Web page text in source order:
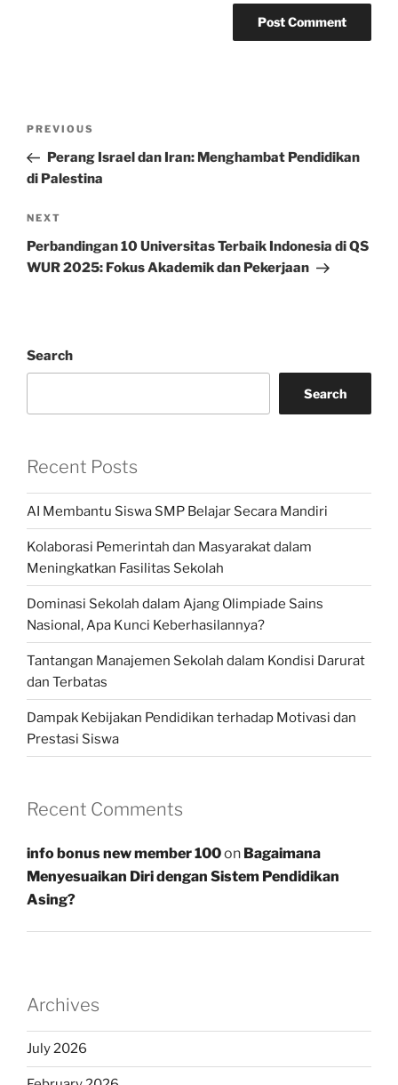
Previous
Post
PREVIOUS
Perang Israel dan Iran: Menghambat Pendidikan
di Palestina
Next
Post
NEXT
Perbandingan 10 Universitas Terbaik Indonesia di QS
WUR 2025: Fokus Akademik dan Pekerjaan
Search
Search
Recent Posts
AI Membantu Siswa SMP Belajar Secara Mandiri
Kolaborasi Pemerintah dan Masyarakat dalam
Meningkatkan Fasilitas Sekolah
Dominasi Sekolah dalam Ajang Olimpiade Sains
Nasional, Apa Kunci Keberhasilannya?
Tantangan Manajemen Sekolah dalam Kondisi Darurat
dan Terbatas
Dampak Kebijakan Pendidikan terhadap Motivasi dan
Prestasi Siswa
Recent Comments
info bonus new member 100on Bagaimana
Menyesuaikan Diri dengan Sistem Pendidikan
Asing?
Archives
July 2026